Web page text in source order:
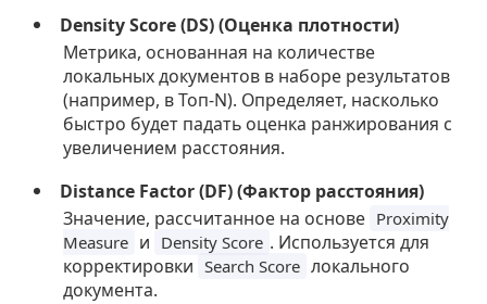
Density Score (DS) (Оценка плотности)
Метрика, основанная на количестве
локальных документов в наборе результатов
(например, в Топ-N). Определяет, насколько
быстро будет падать оценка ранжирования с
увеличением расстояния.
Distance Factor (DF) (Фактор расстояния)
Значение, рассчитанное на основе Proximity
Measure и Density Score . Используется для
корректировки Search Score локального
документа.